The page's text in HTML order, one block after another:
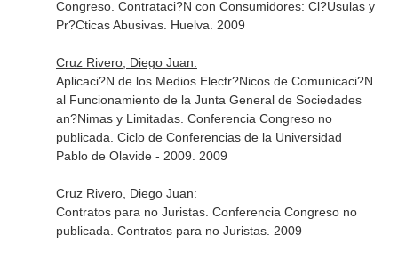
Congreso. Contrataci?N con Consumidores: Cl?Usulas y
Pr?Cticas Abusivas. Huelva. 2009
Cruz Rivero, Diego Juan:
Aplicaci?N de los Medios Electr?Nicos de Comunicaci?N
al Funcionamiento de la Junta General de Sociedades
an?Nimas y Limitadas. Conferencia Congreso no
publicada. Ciclo de Conferencias de la Universidad
Pablo de Olavide - 2009. 2009
Cruz Rivero, Diego Juan:
Contratos para no Juristas. Conferencia Congreso no
publicada. Contratos para no Juristas. 2009